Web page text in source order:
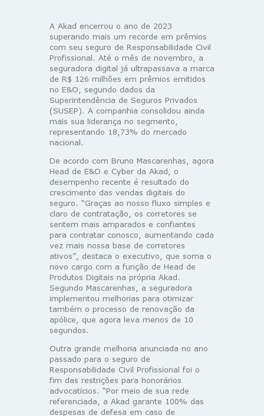
A Akad encerrou o ano de 2023
superando mais um recorde em prêmios
com seu seguro de Responsabilidade Civil
Profissional. Até o mês de novembro, a
seguradora digital já ultrapassava a marca
de R$ 126 milhões em prêmios emitidos
no E&O, segundo dados da
Superintendência de Seguros Privados
(SUSEP). A companhia consolidou ainda
mais sua liderança no segmento,
representando 18,73% do mercado
nacional.
De acordo com Bruno Mascarenhas, agora
Head de E&O e Cyber da Akad, o
desempenho recente é resultado do
crescimento das vendas digitais do
seguro. “Graças ao nosso fluxo simples e
claro de contratação, os corretores se
sentem mais amparados e confiantes
para contratar conosco, aumentando cada
vez mais nossa base de corretores
ativos”, destaca o executivo, que soma o
novo cargo com a função de Head de
Produtos Digitais na própria Akad.
Segundo Mascarenhas, a seguradora
implementou melhorias para otimizar
também o processo de renovação da
apólice, que agora leva menos de 10
segundos.
Outra grande melhoria anunciada no ano
passado para o seguro de
Responsabilidade Civil Profissional foi o
fim das restrições para honorários
advocatícios. “Por meio de sua rede
referenciada, a Akad garante 100% das
despesas de defesa em caso de